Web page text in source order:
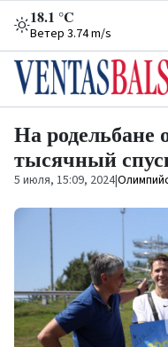
18.1 °C
Ветер 3.74 m/s
На родельбане
тысячный
5 июля, 15:09, 2024|